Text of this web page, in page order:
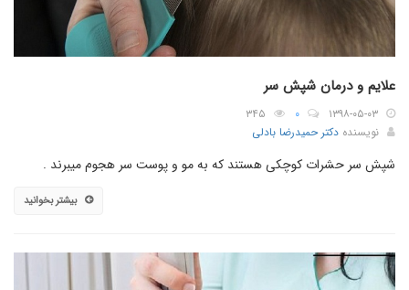
علایم و درمان شپش سر
۱۳۹۸-۰۵-۰۳ ۰
۳۴۵
نویسنده دکتر حمیدرضا بادلی
شپش سر حشرات کوچکی هستند که به مو و پوست سر هجوم میبرند .
بیشتر بخوانید